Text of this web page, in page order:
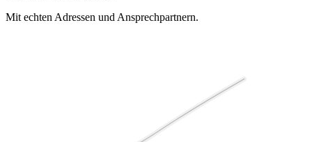
Mit echten Adressen und Ansprechpartnern.